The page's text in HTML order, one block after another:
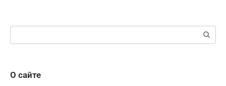
Поиск:
О сайте